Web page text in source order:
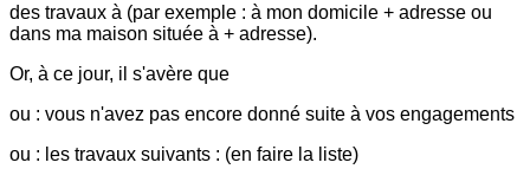
des travaux à (par exemple : à mon domicile + adresse ou
dans ma maison située à + adresse).
Or, à ce jour, il s'avère que
ou : vous n'avez pas encore donné suite à vos engagements
ou : les travaux suivants : (en faire la liste)